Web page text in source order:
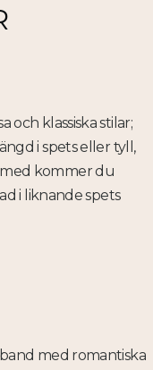
och klassiska stilar;
i spets eller tyll,
kommer du
i liknande spets
med romantiska